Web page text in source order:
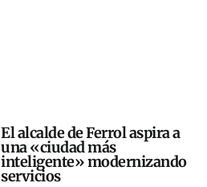
El alcalde de Ferrol aspira a
una «ciudad más
inteligente» modernizando
servicios